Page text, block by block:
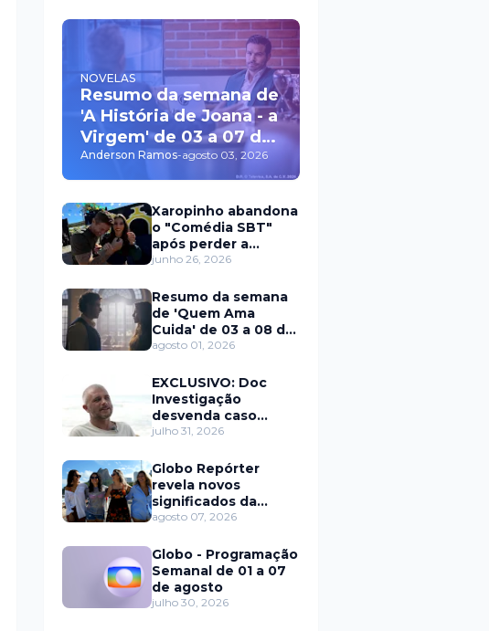
NOVELAS
Resumo da semana de
'A História de Joana - a
Virgem' de 03 a 07 de
agosto
Anderson Ramos-agosto 03, 2026
Xaropinho abandona
o "Comédia SBT"
após perder a
paciência com Sarro
junho 26, 2026
Resumo da semana
de 'Quem Ama
Cuida' de 03 a 08 de
agosto
agosto 01, 2026
EXCLUSIVO: Doc
Investigação
desvenda caso
Eduardo Martins e
trás de fraude
internacional
julho 31, 2026
Globo Repórter
revela novos
significados da
solteirice no Brasil e
nos relacionamentos
agosto 07, 2026
Globo - Programação
Semanal de 01 a 07
de agosto
julho 30, 2026